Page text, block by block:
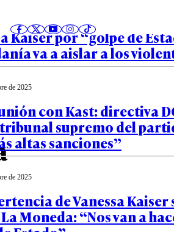
de Kast tras
Kaiser por “golpe de
va a aislar a los
de 2025
con Kast: directiva
supremo del
altas sanciones”
de 2025
de Vanessa Kaiser
Moneda: “Nos van a